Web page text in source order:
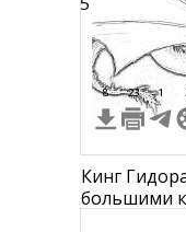
8 23 1
Кинг
большими